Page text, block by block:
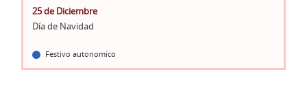
25 de Diciembre
Día de Navidad
Festivo autonomico